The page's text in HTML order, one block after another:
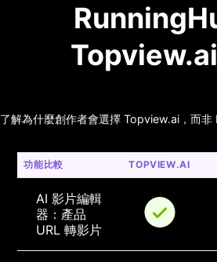
了解為什麼創作者會選擇 Topview.ai，而非
功能比較 TOPVIEW.AI
AI 影片編輯
器：產品
URL 轉影片